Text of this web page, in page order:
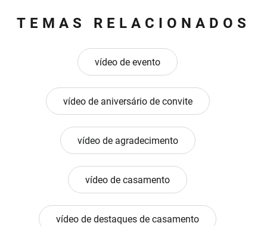
TEMAS RELACIONADOS
vídeo de evento
vídeo de aniversário de convite
vídeo de agradecimento
vídeo de casamento
vídeo de destaques de casamento